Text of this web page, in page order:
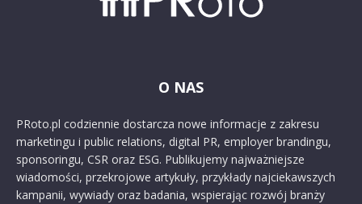
O NAS
PRoto.pl codziennie dostarcza nowe informacje z zakresu
marketingu i public relations, digital PR, employer brandingu,
sponsoringu, CSR oraz ESG. Publikujemy najważniejsze
wiadomości, przekrojowe artykuły, przykłady najciekawszych
kampanii, wywiady oraz badania, wspierając rozwój branży